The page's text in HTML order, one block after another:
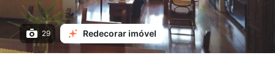
29 Redecorar imóvel